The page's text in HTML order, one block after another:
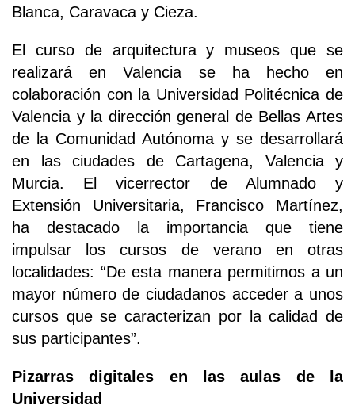
Blanca, Caravaca y Cieza.
El curso de arquitectura y museos que se
realizará en Valencia se ha hecho en
colaboración con la Universidad Politécnica de
Valencia y la dirección general de Bellas Artes
de la Comunidad Autónoma y se desarrollará
en las ciudades de Cartagena, Valencia y
Murcia. El vicerrector de Alumnado y
Extensión Universitaria, Francisco Martínez,
ha destacado la importancia que tiene
impulsar los cursos de verano en otras
localidades: “De esta manera permitimos a un
mayor número de ciudadanos acceder a unos
cursos que se caracterizan por la calidad de
sus participantes”.
Pizarras digitales en las aulas de la
Universidad